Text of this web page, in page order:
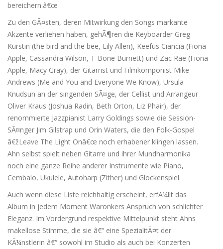
bereichern.â€œ
Zu den GÃ¤sten, deren Mitwirkung den Songs markante
Akzente verliehen haben, gehÃ¶ren die Keyboarder Greg
Kurstin (the bird and the bee, Lily Allen), Keefus Ciancia (Fiona
Apple, Cassandra Wilson, T-Bone Burnett) und Zac Rae (Fiona
Apple, Macy Gray), der Gitarrist und Filmkomponist Mike
Andrews (Me and You and Everyone We Know), Ursula
Knudsun an der singenden SÃ¤ge, der Cellist und Arrangeur
Oliver Kraus (Joshua Radin, Beth Orton, Liz Phair), der
renommierte Jazzpianist Larry Goldings sowie die Session-
SÃ¤nger Jim Gilstrap und Orin Waters, die den Folk-Gospel
â€žLeave The Light Onâ€œ noch erhabener klingen lassen.
Ahn selbst spielt neben Gitarre und ihrer Mundharmonika
noch eine ganze Reihe anderer Instrumente wie Piano,
Cembalo, Ukulele, Autoharp (Zither) und Glockenspiel.
Auch wenn diese Liste reichhaltig erscheint, erfÃ¼llt das
Album in jedem Moment Waronkers Anspruch von schlichter
Eleganz. Im Vordergrund respektive Mittelpunkt steht Ahns
makellose Stimme, die sie â€“ eine SpezialitÃ¤t der
KÃ¼nstlerin â€“ sowohl im Studio als auch bei Konzerten